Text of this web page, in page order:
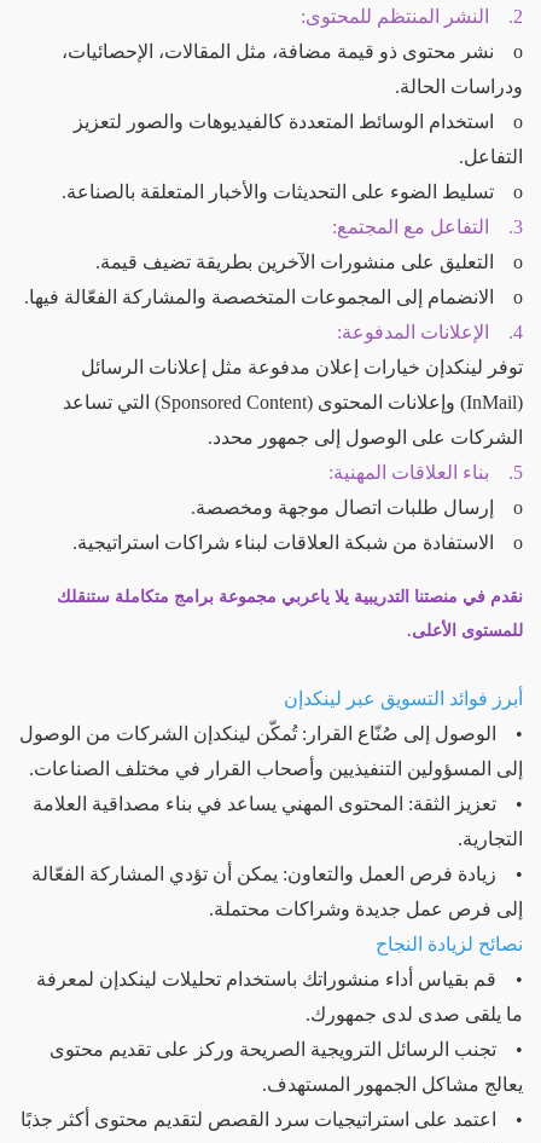
2. النشر المنتظم للمحتوى:
o نشر محتوى ذو قيمة مضافة، مثل المقالات، الإحصائيات،
ودراسات الحالة.
o استخدام الوسائط المتعددة كالفيديوهات والصور لتعزيز
التفاعل.
o تسليط الضوء على التحديثات والأخبار المتعلقة بالصناعة.
3. التفاعل مع المجتمع:
o التعليق على منشورات الآخرين بطريقة تضيف قيمة.
o الانضمام إلى المجموعات المتخصصة والمشاركة الفعّالة فيها.
4. الإعلانات المدفوعة:
توفر لينكدإن خيارات إعلان مدفوعة مثل إعلانات الرسائل
(InMail) وإعلانات المحتوى (Sponsored Content) التي تساعد
الشركات على الوصول إلى جمهور محدد.
5. بناء العلاقات المهنية:
o إرسال طلبات اتصال موجهة ومخصصة.
o الاستفادة من شبكة العلاقات لبناء شراكات استراتيجية.
نقدم في منصتنا التدريبية يلا ياعربي مجموعة برامج متكاملة ستنقلك
للمستوى الأعلى.
أبرز فوائد التسويق عبر لينكدإن
• الوصول إلى صُنّاع القرار: تُمكّن لينكدإن الشركات من الوصول
إلى المسؤولين التنفيذيين وأصحاب القرار في مختلف الصناعات.
• تعزيز الثقة: المحتوى المهني يساعد في بناء مصداقية العلامة
التجارية.
• زيادة فرص العمل والتعاون: يمكن أن تؤدي المشاركة الفعّالة
إلى فرص عمل جديدة وشراكات محتملة.
نصائح لزيادة النجاح
• قم بقياس أداء منشوراتك باستخدام تحليلات لينكدإن لمعرفة
ما يلقى صدى لدى جمهورك.
• تجنب الرسائل الترويجية الصريحة وركز على تقديم محتوى
يعالج مشاكل الجمهور المستهدف.
• اعتمد على استراتيجيات سرد القصص لتقديم محتوى أكثر جذبًا